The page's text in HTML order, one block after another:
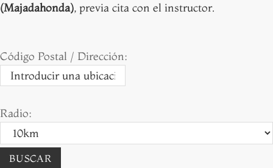
(Majadahonda), previa cita con el instructor.
Código Postal / Dirección:
Radio: